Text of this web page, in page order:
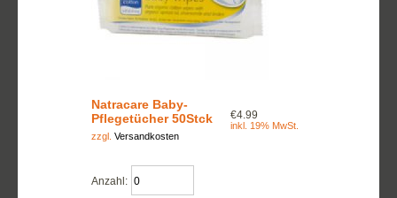
Natracare Baby-
Pflegetücher 50Stck
€4.99
inkl. 19% MwSt.
zzgl. Versandkosten
Anzahl: